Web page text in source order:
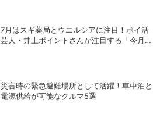
7月はスギ薬局とウエルシアに注目！ポイ活
芸人・井上ポイントさんが注目する「今月の
災害時の緊急避難場所として活躍！車中泊と
電源供給が可能なクルマ5選